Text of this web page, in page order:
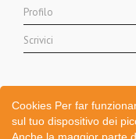
Profilo
Scrivici
Cookies Per far
sul tuo dispositivo dei